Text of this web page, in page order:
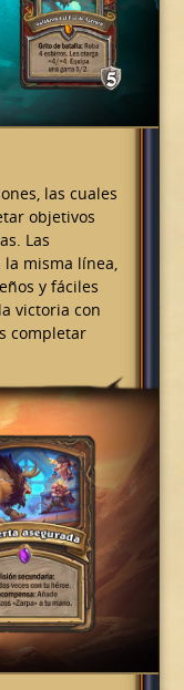
las cuales
objetivos
Las
misma línea,
y fáciles
victoria con
completar